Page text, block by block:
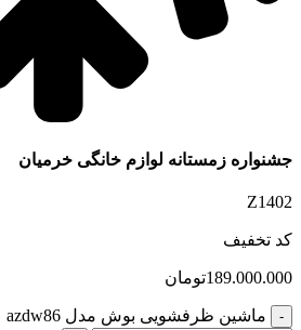
جشنواره زمستانه لوازم خانگی خرمیان
Z1402
کد تخفیف
189.000.000تومان
ماشین ظرفشویی بوش مدل azdw86 عدد